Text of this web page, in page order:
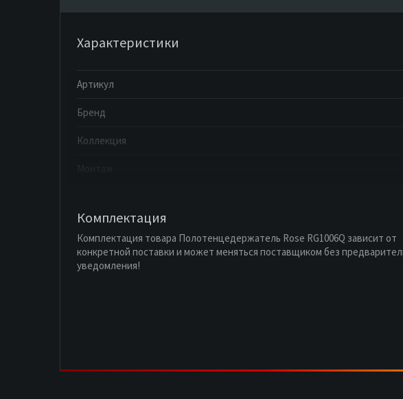
Характеристики
Артикул
Бренд
Коллекция
Комплектация
Комплектация товара Полотенцедержатель Rose RG1006Q зависит от
конкретной поставки и может меняться поставщиком без
уведомления!